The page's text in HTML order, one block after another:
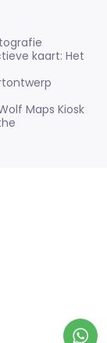
kaart: Het
Maps Kiosk